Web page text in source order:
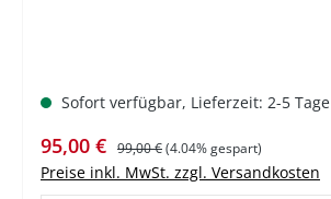
Sofort verfügbar, Lieferzeit: 2-5 Tage
Verkaufspreis:
95,00 € Regulärer Preis:
99,00 €(4.04% gespart)
Preise inkl. MwSt. zzgl. Versandkosten